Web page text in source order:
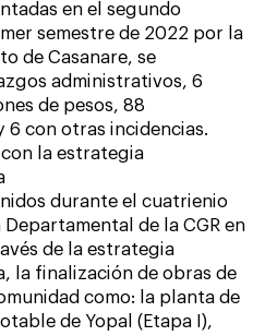
en el segundo
semestre de 2022 por la
de Casanare, se
administrativos, 6
de pesos, 88
6 con otras incidencias.
la estrategia
durante el cuatrienio
de la CGR en
de la estrategia
la finalización de obras de
como: la planta de
de Yopal (Etapa I),